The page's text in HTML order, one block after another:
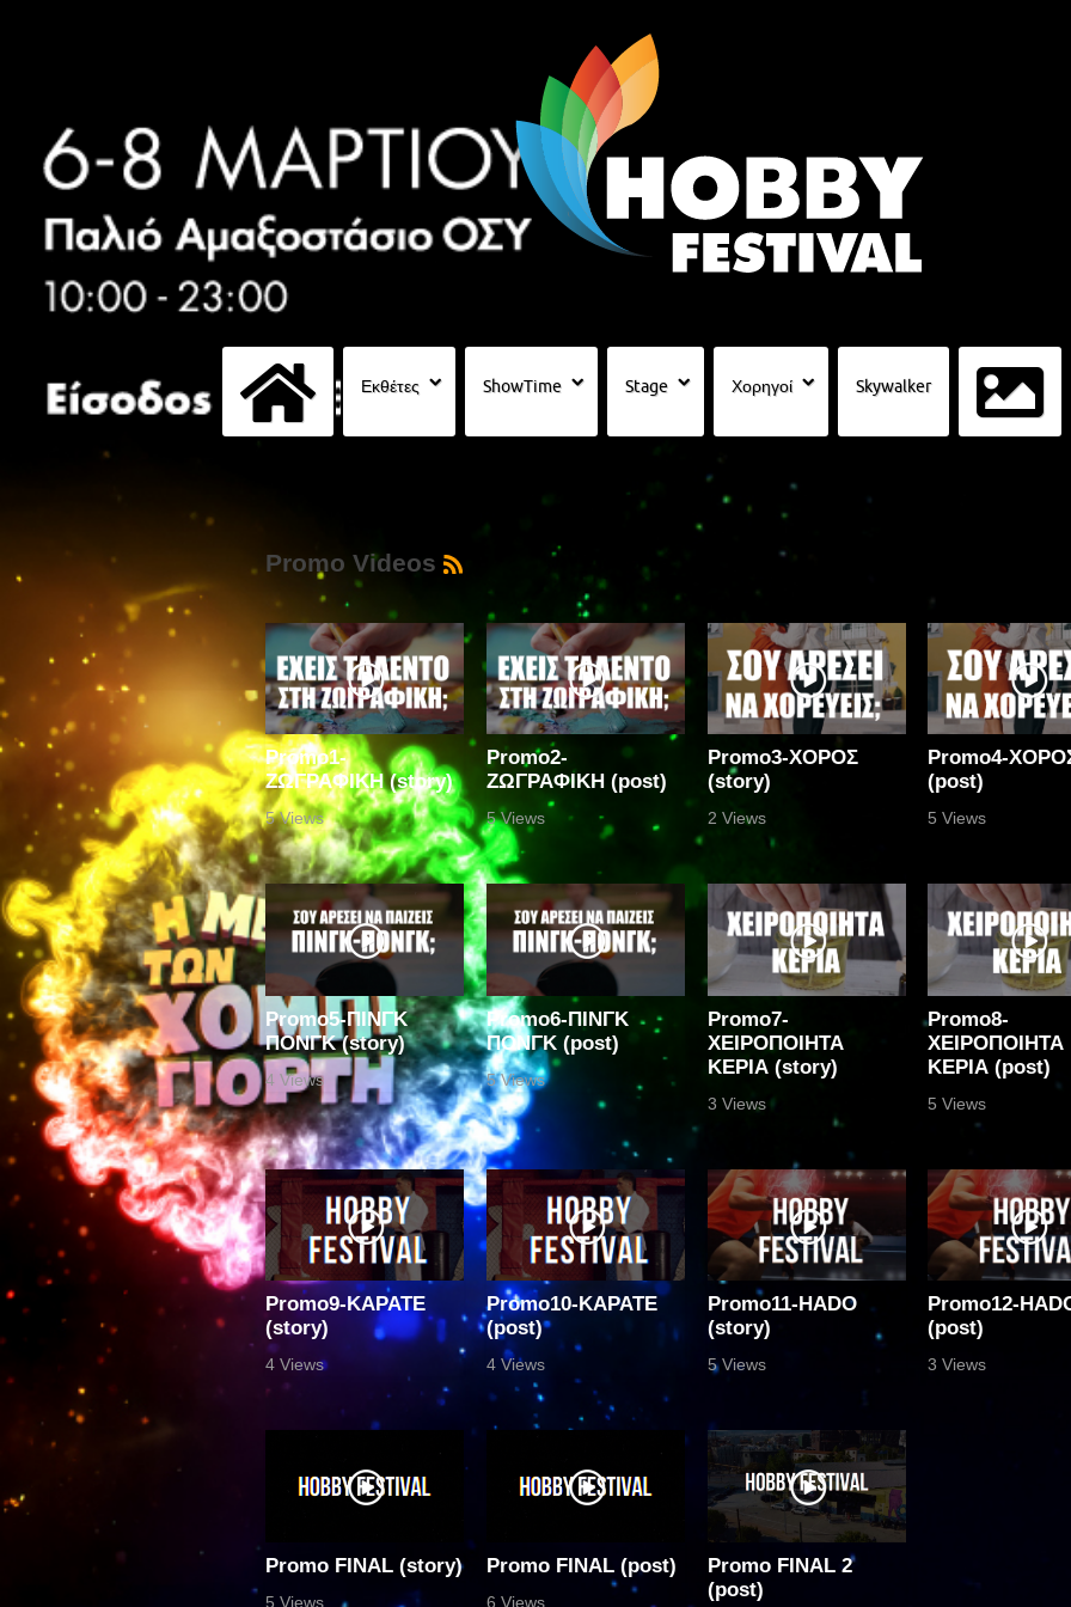
Εκθέτες ShowTime Stage Χορηγοί Skywalker
Promo Videos
Promo1-
ΖΩΓΡΑΦΙΚΗ (story)
5 Views
Promo2-
ΖΩΓΡΑΦΙΚΗ (post)
5 Views
Promo3-ΧΟΡΟΣ
(story)
2 Views
Promo4-
(post)
5 Views
Promo5-ΠΙΝΓΚ
ΠΟΝΓΚ (story)
4 Views
Promo6-ΠΙΝΓΚ
ΠΟΝΓΚ (post)
5 Views
Promo7-
ΧΕΙΡΟΠΟΙΗΤΑ
ΚΕΡΙΑ (story)
3 Views
Promo8-
ΧΕΙΡΟΠΟΙΗΤΑ
ΚΕΡΙΑ (post)
5 Views
Promo9-ΚΑΡΑΤΕ
(story)
4 Views
Promo10-ΚΑΡΑΤΕ
(post)
4 Views
Promo11-HADO
(story)
5 Views
Promo12-
(post)
3 Views
Promo FINAL (story)
5 Views
Promo FINAL (post)
6 Views
Promo FINAL 2
(post)